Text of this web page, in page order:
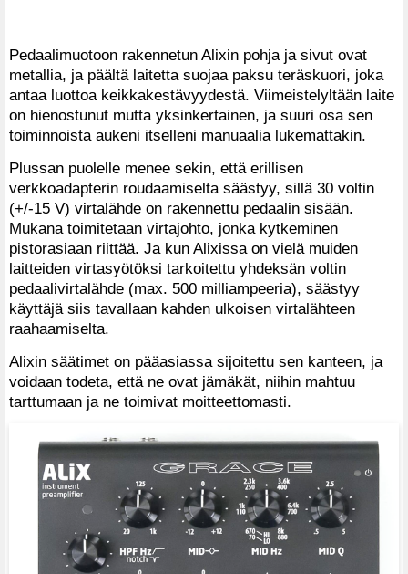
Pedaalimuotoon rakennetun Alixin pohja ja sivut ovat
metallia, ja päältä laitetta suojaa paksu teräskuori, joka
antaa luottoa keikkakestävyydestä. Viimeistelyltään laite
on hienostunut mutta yksinkertainen, ja suuri osa sen
toiminnoista aukeni itselleni manuaalia lukemattakin.
Plussan puolelle menee sekin, että erillisen
verkkoadapterin roudaamiselta säästyy, sillä 30 voltin
(+/-15 V) virtalähde on rakennettu pedaalin sisään.
Mukana toimitetaan virtajohto, jonka kytkeminen
pistorasiaan riittää. Ja kun Alixissa on vielä muiden
laitteiden virtasyötöksi tarkoitettu yhdeksän voltin
pedaalivirtalähde (max. 500 milliampeeria), säästyy
käyttäjä siis tavallaan kahden ulkoisen virtalähteen
raahaamiselta.
Alixin säätimet on pääasiassa sijoitettu sen kanteen, ja
voidaan todeta, että ne ovat jämäkät, niihin mahtuu
tarttumaan ja ne toimivat moitteettomasti.